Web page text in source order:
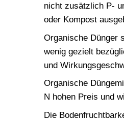
nicht zusätzlich P-
oder Kompost
Organische Dünger
wenig gezielt
und
Organische
N hohen Preis und
Die